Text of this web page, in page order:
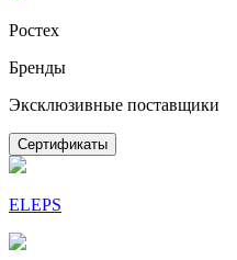
Ростех
Бренды
Эксклюзивные поставщики
Сертификаты
ELEPS